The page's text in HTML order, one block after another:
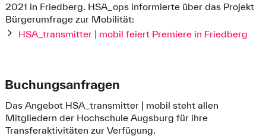
2021 in Friedberg. HSA_ops informierte über das Projekt
Bürgerumfrage zur Mobilität:
HSA_transmitter | mobil feiert Premiere in Friedberg
Buchungsanfragen
Das Angebot HSA_transmitter | mobil steht allen
Mitgliedern der Hochschule Augsburg für ihre
Transferaktivitäten zur Verfügung.